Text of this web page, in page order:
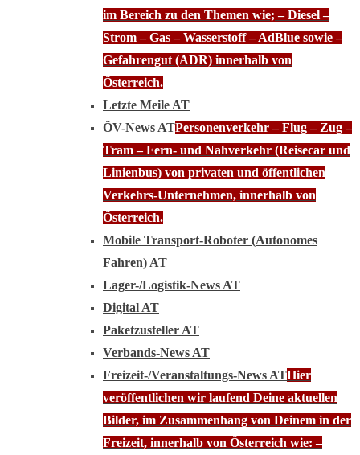
im Bereich zu den Themen wie; – Diesel –
Strom – Gas – Wasserstoff – AdBlue sowie –
Gefahrengut (ADR) innerhalb von
Österreich.
Letzte Meile AT
ÖV-News ATPersonenverkehr – Flug – Zug –
Tram – Fern- und Nahverkehr (Reisecar und
Linienbus) von privaten und öffentlichen
Verkehrs-Unternehmen, innerhalb von
Österreich.
Mobile Transport-Roboter (Autonomes
Fahren) AT
Lager-/Logistik-News AT
Digital AT
Paketzusteller AT
Verbands-News AT
Freizeit-/Veranstaltungs-News ATHier
veröffentlichen wir laufend Deine aktuellen
Bilder, im Zusammenhang von Deinem in der
Freizeit, innerhalb von Österreich wie: –